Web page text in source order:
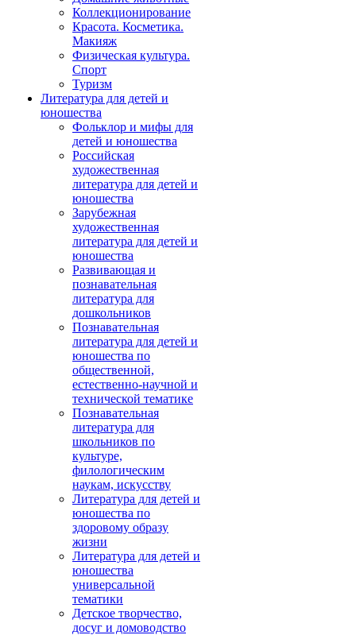
Коллекционирование
Красота. Косметика.
Макияж
Физическая культура.
Спорт
Туризм
Литература для детей и
юношества
Фольклор и мифы для
детей и юношества
Российская
художественная
литература для детей и
юношества
Зарубежная
художественная
литература для детей и
юношества
Развивающая и
познавательная
литература для
дошкольников
Познавательная
литература для детей и
юношества по
общественной,
естественно-научной и
технической тематике
Познавательная
литература для
школьников по
культуре,
филологическим
наукам, искусству
Литература для детей и
юношества по
здоровому образу
жизни
Литература для детей и
юношества
универсальной
тематики
Детское творчество,
досуг и домоводство